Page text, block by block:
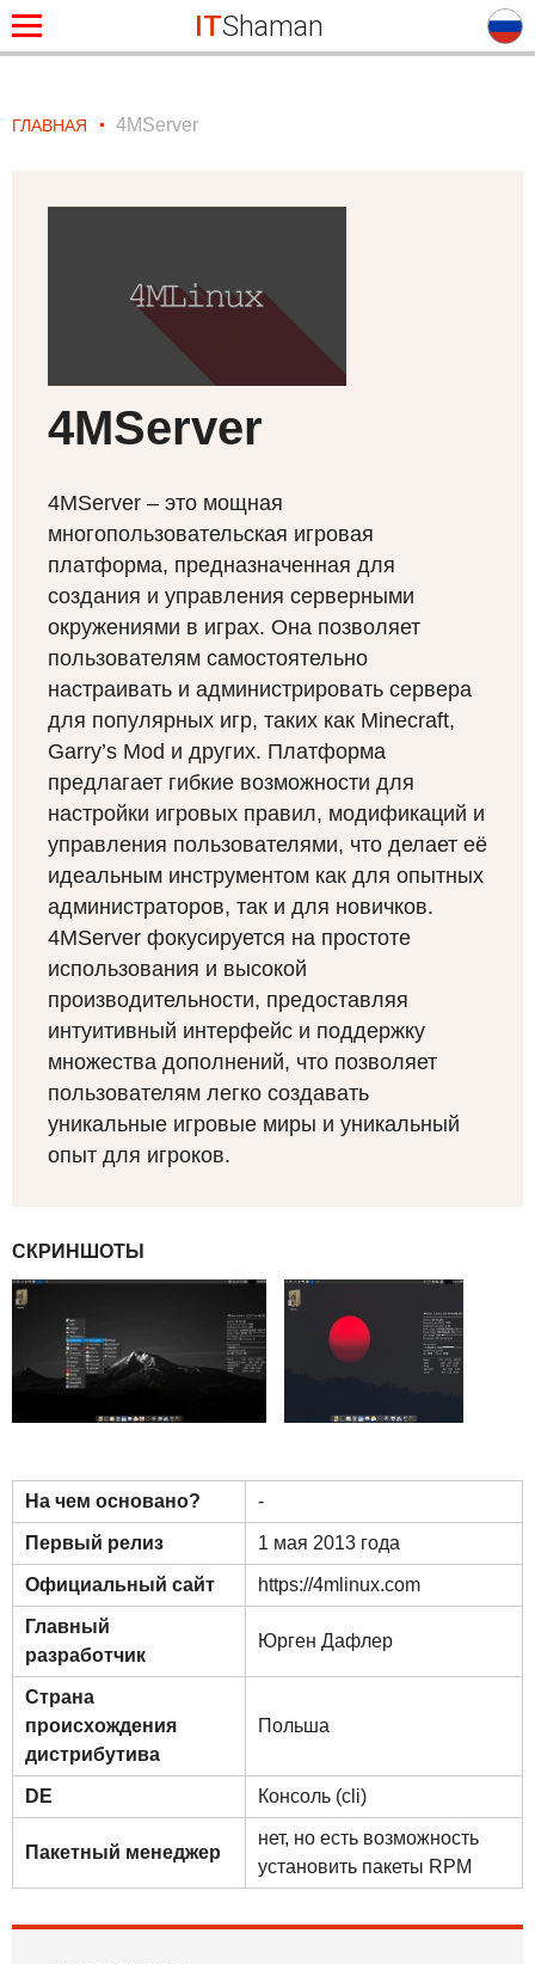
ITShaman
ГЛАВНАЯ 4MServer
4MServer
4MServer – это мощная
многопользовательская игровая
платформа, предназначенная для
создания и управления серверными
окружениями в играх. Она позволяет
пользователям самостоятельно
настраивать и администрировать сервера
для популярных игр, таких как Minecraft,
Garry’s Mod и других. Платформа
предлагает гибкие возможности для
настройки игровых правил, модификаций и
управления пользователями, что делает её
идеальным инструментом как для опытных
администраторов, так и для новичков.
4MServer фокусируется на простоте
использования и высокой
производительности, предоставляя
интуитивный интерфейс и поддержку
множества дополнений, что позволяет
пользователям легко создавать
уникальные игровые миры и уникальный
опыт для игроков.
СКРИНШОТЫ
На чем основано? -
Первый релиз 1 мая 2013 года
Официальный сайт https://4mlinux.com
Главный
разработчик
Юрген Дафлер
Страна
происхождения
дистрибутива
Польша
DE Консоль (cli)
Пакетный менеджер
нет, но есть возможность
установить пакеты RPM